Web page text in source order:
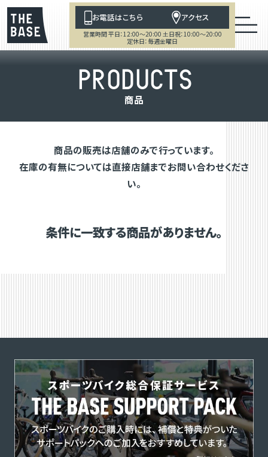
お電話はこちら アクセス
営業時間 平日：12:00～20:00 土日祝：10:00～20:00
定休日：毎週金曜日
PRODUCTS
商品
商品の販売は店舗のみで行っています。
在庫の有無については直接店舗までお問い合わせくださ
い。
条件に一致する商品がありません。